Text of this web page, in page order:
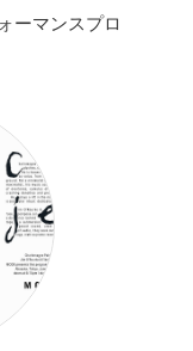
ーマンスプロ